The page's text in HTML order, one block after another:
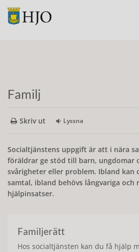
Familj
Skriv ut Lyssna
Socialtjänstens uppgift är att i nära
föräldrar ge stöd till barn, ungdomar
svårigheter eller problem. Ibland kan
samtal, ibland behövs långvariga och
hjälpinsatser.
Familjerätt
Hos socialtjänsten kan du få hjälp